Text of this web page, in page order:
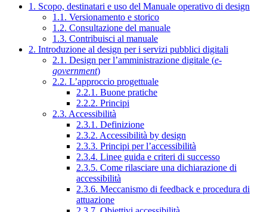
1. Scopo, destinatari e uso del Manuale operativo di design
1.1. Versionamento e storico
1.2. Consultazione del manuale
1.3. Contribuisci al manuale
2. Introduzione al design per i servizi pubblici digitali
2.1. Design per l’amministrazione digitale (e-
government)
2.2. L’approccio progettuale
2.2.1. Buone pratiche
2.2.2. Principi
2.3. Accessibilità
2.3.1. Definizione
2.3.2. Accessibilità by design
2.3.3. Principi per l’accessibilità
2.3.4. Linee guida e criteri di successo
2.3.5. Come rilasciare una dichiarazione di
accessibilità
2.3.6. Meccanismo di feedback e procedura di
attuazione